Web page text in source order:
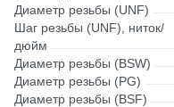
Диаметр резьбы (UNF)
Шаг резьбы (UNF), ниток/
дюйм
Диаметр резьбы (BSW)
Диаметр резьбы (PG)
Диаметр резьбы (BSF)